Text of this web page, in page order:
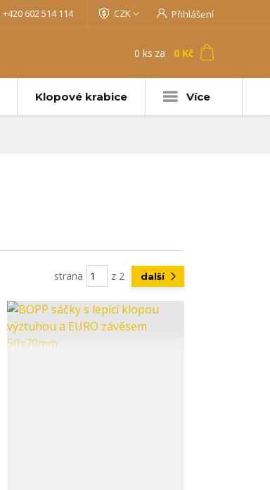
CZK Přihlášení
+420 602 514 114
0 ks za 0 Kč
Klopové krabice Více
strana z 2 další